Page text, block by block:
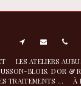
LES ATELIERS
BLOIS. DOR &
TRAITEMENTS ...
À